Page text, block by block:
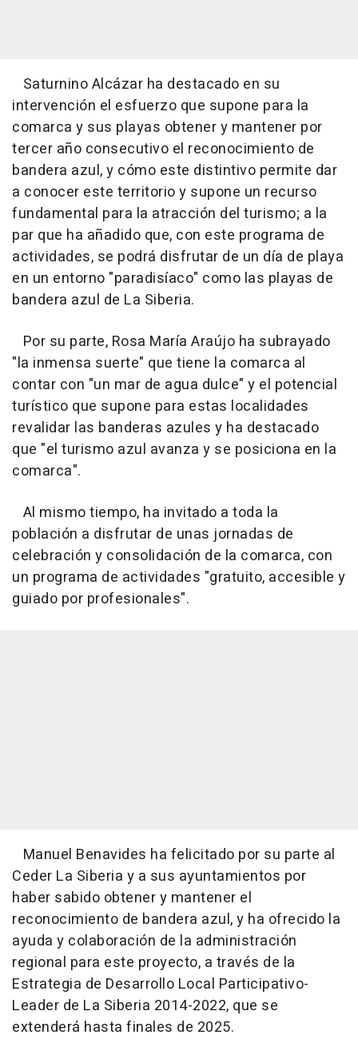
Saturnino Alcázar ha destacado en su
intervención el esfuerzo que supone para la
comarca y sus playas obtener y mantener por
tercer año consecutivo el reconocimiento de
bandera azul, y cómo este distintivo permite dar
a conocer este territorio y supone un recurso
fundamental para la atracción del turismo; a la
par que ha añadido que, con este programa de
actividades, se podrá disfrutar de un día de playa
en un entorno "paradisíaco" como las playas de
bandera azul de La Siberia.
Por su parte, Rosa María Araújo ha subrayado
"la inmensa suerte" que tiene la comarca al
contar con "un mar de agua dulce" y el potencial
turístico que supone para estas localidades
revalidar las banderas azules y ha destacado
que "el turismo azul avanza y se posiciona en la
comarca".
Al mismo tiempo, ha invitado a toda la
población a disfrutar de unas jornadas de
celebración y consolidación de la comarca, con
un programa de actividades "gratuito, accesible y
guiado por profesionales".
Manuel Benavides ha felicitado por su parte al
Ceder La Siberia y a sus ayuntamientos por
haber sabido obtener y mantener el
reconocimiento de bandera azul, y ha ofrecido la
ayuda y colaboración de la administración
regional para este proyecto, a través de la
Estrategia de Desarrollo Local Participativo-
Leader de La Siberia 2014-2022, que se
extenderá hasta finales de 2025.